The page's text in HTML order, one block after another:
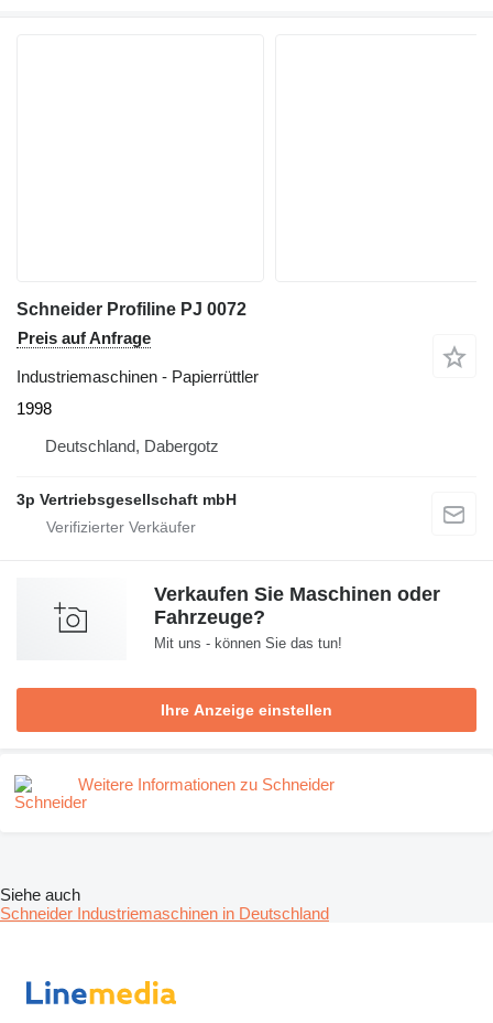
Schneider Profiline PJ 0072
Preis auf Anfrage
Industriemaschinen - Papierrüttler
1998
Deutschland, Dabergotz
3p Vertriebsgesellschaft mbH
Verkaufen Sie Maschinen oder
Fahrzeuge?
Mit uns - können Sie das tun!
Ihre Anzeige einstellen
Weitere Informationen zu Schneider
Siehe auch
Schneider Industriemaschinen in Deutschland